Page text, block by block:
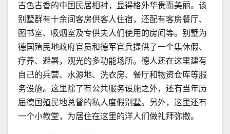
古色古香的中国民居相衬，显得格外华贵而美丽。该
别墅群有十余间客房供客人住宿，还配有客房餐厅、
图书室、吸烟室及专供夫人们使用的房间等。别墅为
德国殖民地政府官员和德军官兵提供了一个集休假、
疗养、避暑，观光的多功能场所。德人还在这里建有
自己的兵营、水源地、洗衣房、餐厅和物资仓库等服
务设施。这里除了有公共服务设施之外，还有当年历
届德国殖民地总督的私人度假别墅。另外，这里还有
一个小教堂，为居住在这里的洋人们做礼拜弥撒。